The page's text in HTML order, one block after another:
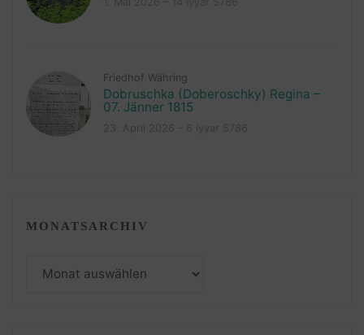
Friedhof Währing
Dobruschka (Doberoschky) Regina –
07. Jänner 1815
MONATSARCHIV
Monatsarchiv